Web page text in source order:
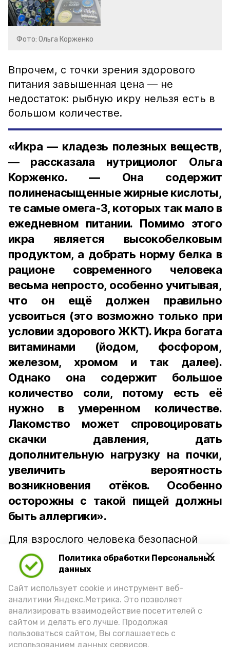
Политика обработки Персональных
данных
Сайт использует cookie и инструмент веб-
аналитики Яндекс.Метрика. Это позволяет
анализировать взаимодействие посетителей с
сайтом и делать его лучше. Продолжая
пользоваться сайтом, Вы соглашаетесь с
использованием данных сервисов.
Фото: Ольга Корженко
Впрочем, с точки зрения здорового
питания завышенная цена — не
недостаток: рыбную икру нельзя есть в
большом количестве.
«Икра — кладезь полезных веществ,
— рассказала нутрициолог Ольга
Корженко. — Она содержит
полиненасыщенные жирные кислоты,
те самые омега-3, которых так мало в
ежедневном питании. Помимо этого
икра является высокобелковым
продуктом, а добрать норму белка в
рационе современного человека
весьма непросто, особенно учитывая,
что он ещё должен правильно
усвоиться (это возможно только при
условии здорового ЖКТ). Икра богата
витаминами (йодом, фосфором,
железом, хромом и так далее).
Однако она содержит большое
количество соли, потому есть её
нужно в умеренном количестве.
Лакомство может спровоцировать
скачки давления, дать
дополнительную нагрузку на почки,
увеличить вероятность
возникновения отёков. Особенно
осторожны с такой пищей должны
быть аллергики».
Для взрослого человека безопасной
порцией икры считается 30-50 граммов
(2-3 ложки). При этом следует обратить
внимание на хлеб, с которым она
подаётся: лучше выбирать
цельнозерновой, с мукой грубого
помола. Есть икру следует в первой
половине дня. Кстати, полезнее для